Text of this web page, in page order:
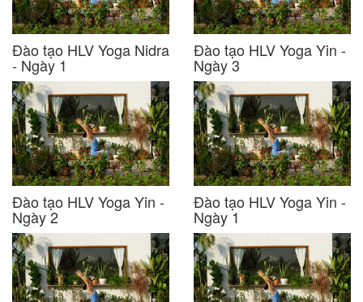
Đào tạo HLV Yoga Nidra
- Ngày 1
Đào tạo HLV Yoga Yin -
Ngày 3
Đào tạo HLV Yoga Yin -
Ngày 2
Đào tạo HLV Yoga Yin -
Ngày 1